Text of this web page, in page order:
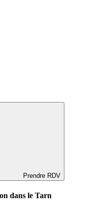
Prendre RDV
dans le Tarn